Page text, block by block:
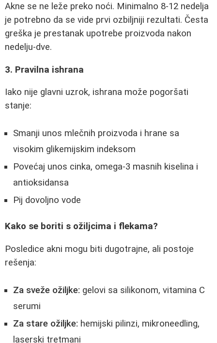
Akne se ne leže preko noći. Minimalno 8-12 nedelja
je potrebno da se vide prvi ozbiljniji rezultati. Česta
greška je prestanak upotrebe proizvoda nakon
nedelju-dve.
3. Pravilna ishrana
Iako nije glavni uzrok, ishrana može pogoršati
stanje:
Smanji unos mlečnih proizvoda i hrane sa
visokim glikemijskim indeksom
Povećaj unos cinka, omega-3 masnih kiselina i
antioksidansa
Pij dovoljno vode
Kako se boriti s ožiljcima i flekama?
Posledice akni mogu biti dugotrajne, ali postoje
rešenja:
Za sveže ožiljke: gelovi sa silikonom, vitamina C
serumi
Za stare ožiljke: hemijski pilinzi, mikroneedling,
laserski tretmani